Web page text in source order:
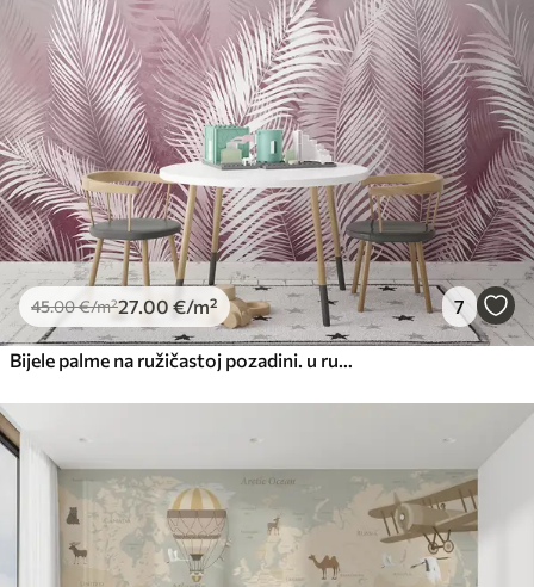
45.00€/m²27 .00 €/m² 7